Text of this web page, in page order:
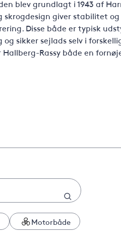
blev grundlagt i 1943 af
skrogdesign giver stabilitet og
Disse både er typisk
sikker sejlads selv i
Rassy både en
Motorbåde